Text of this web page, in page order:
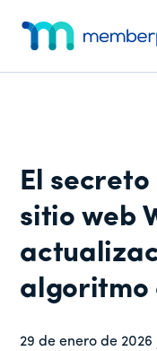
contenido
principal
barra
de
adicional
en
uno
WordPress
El
sitio web
algoritmo
29 de enero de 2026